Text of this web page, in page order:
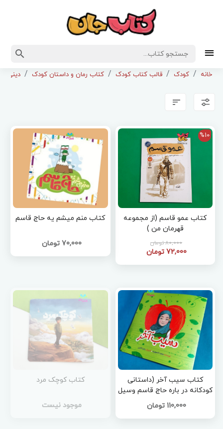
خانه کودک قالب کتاب کودک کتاب رمان و داستان کودک دینی
%10
کتاب عمو قاسم (از مجموعه
قهرمان من )
80,000 تومان
72,000 تومان
کتاب منم میشم یه حاج قاسم
70,000 تومان
کتاب سیب آخر (داستانی
کودکانه در باره حاج قاسم وسیل
خوزستان )
110,000 تومان
کتاب کوچک مرد
موجود نیست